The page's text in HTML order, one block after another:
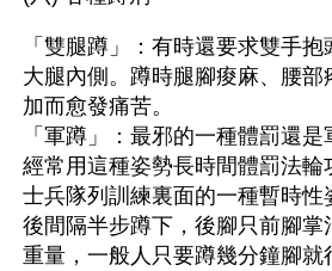
「雙腿蹲」：有時還要求雙手
大腿內側。蹲時腿腳痠麻、腰部
加而愈發痛苦。
「軍蹲」：最邪的一種體罰還
經常用這種姿勢長時間體罰法輪
士兵隊列訓練裏面的一種暫時性
後間隔半步蹲下，後腳只前腳掌
重量，一般人只要蹲幾分鐘腳就